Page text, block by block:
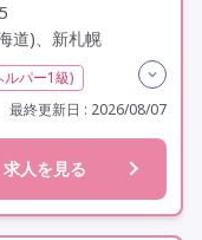
道)、新札幌
パー1級)
常勤
学歴不問
駅近
最終更新日 : 2026/08/07
求人を見る